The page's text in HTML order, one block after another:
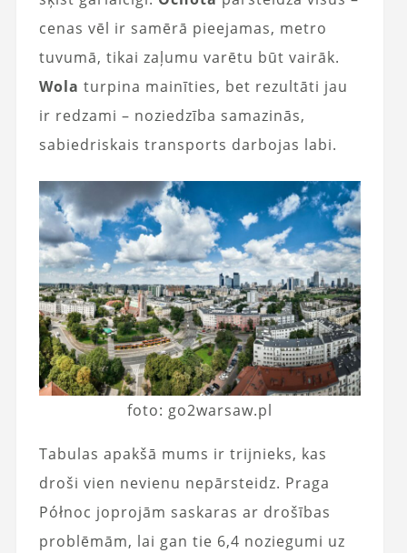
cenas vēl ir samērā pieejamas, metro
tuvumā, tikai zaļumu varētu būt vairāk.
Wola turpina mainīties, bet rezultāti jau
ir redzami – noziedzība samazinās,
sabiedriskais transports darbojas labi.
foto: go2warsaw.pl
Tabulas apakšā mums ir trijnieks, kas
droši vien nevienu nepārsteidz. Praga
Północ joprojām saskaras ar drošības
problēmām, lai gan tie 6,4 noziegumi uz